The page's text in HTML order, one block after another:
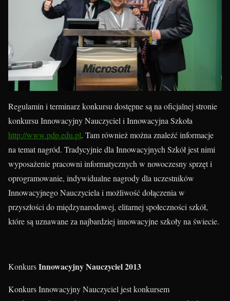
Regulamin i terminarz konkursu dostępne są na oficjalnej stronie
konkursu Innowacyjny Nauczyciel i Innowacyjna Szkoła
http://www.pdp.edu.pl. Tam również można znaleźć informacje
na temat nagród. Tradycyjnie dla Innowacyjnych Szkół jest nimi
wyposażenie pracowni informatycznych w nowoczesny sprzęt i
oprogramowanie, indywidualne nagrody dla uczestników
Innowacyjnego Nauczyciela i możliwość dołączenia w
przyszłości do międzynarodowej, elitarnej społeczności szkół,
które są uznawane za najbardziej innowacyjne szkoły na świecie.
KonkursInnowacyjny Nauczyciel 2013
Konkurs Innowacyjny Nauczyciel jest konkursem